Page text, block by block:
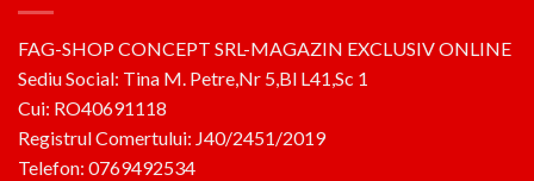
FAG-SHOP CONCEPT SRL-MAGAZIN EXCLUSIV ONLINE
Sediu Social: Tina M. Petre,Nr 5,Bl L41,Sc 1
Cui: RO40691118
Registrul Comertului: J40/2451/2019
Telefon: 0769492534